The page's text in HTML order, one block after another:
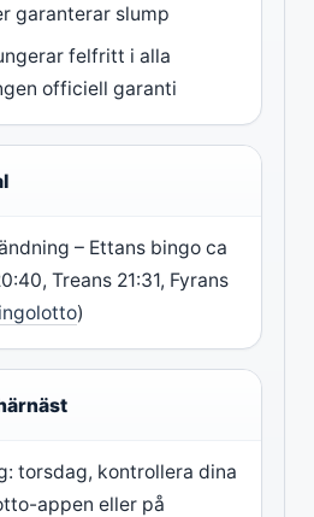
garanterar slump
felfritt i alla
officiell garanti
– Ettans bingo ca
Treans 21:31, Fyrans
)
torsdag, kontrollera dina
appen eller på